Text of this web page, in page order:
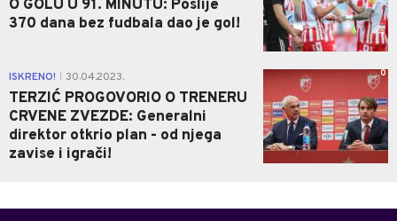
O GOLU U 91. MINUTU: Poslije
370 dana bez fudbala dao je gol!
ISKRENO! 30.04.2023.
TERZIĆ PROGOVORIO O TRENERU
CRVENE ZVEZDE: Generalni
direktor otkrio plan - od njega
zavise i igrači!
0